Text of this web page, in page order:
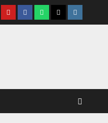
YoutubeFacebookWhatsapp
TwitterInstagram